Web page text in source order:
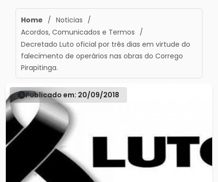
Home / Noticias /
Acordos, Comunicados e Termos /
Decretado Luto oficial por três dias em virtude do
falecimento de operários nas obras do Corrego
Pirapitinga.
Publicado em: 20/09/2018